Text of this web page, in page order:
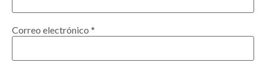
Correo electrónico *